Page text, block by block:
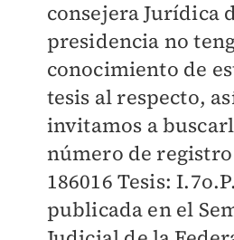
consejera Jurídica
presidencia no
conocimiento de
tesis al respecto,
invitamos a
número de
186016 Tesis:
publicada en el